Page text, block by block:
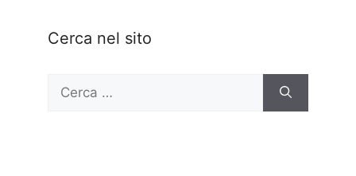
Cerca nel sito
per: